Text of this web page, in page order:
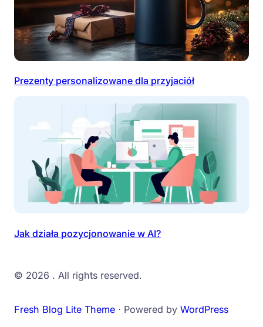
Prezenty personalizowane dla przyjaciół
Jak działa pozycjonowanie w AI?
© 2026 . All rights reserved.
Fresh Blog Lite Theme ⋅ Powered by WordPress